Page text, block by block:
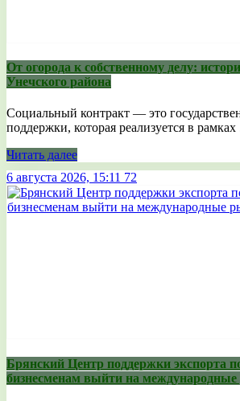
От огорода к собственному делу:
Унечского района
Социальный контракт — это
поддержки, которая реализуется в рамках
Читать далее
6 августа 2026, 15:11 72
Брянский Центр поддержки экспорта
бизнесменам выйти на